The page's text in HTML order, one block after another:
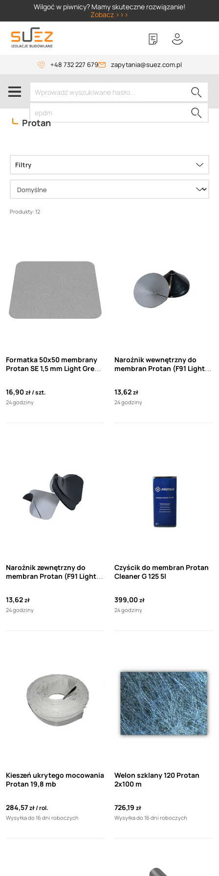
Wilgoć w piwnicy? Mamy skuteczne rozwiązanie!
Zobacz >>>
+48 732 227 679 zapytania@suez.com.pl
Protan
Filtry
Produkty: 12
Formatka 50x50 membrany
Protan SE 1,5 mm Light Grey
16,90zł szt.
24 godziny
Narożnik wewnętrzny do
membran Protan (F91 Light
13,62zł
24 godziny
Narożnik zewnętrzny do
membran Protan (F91 Light
13,62zł
24 godziny
Czyścik do membran Protan
Cleaner G 125 5l
399,00zł
24 godziny
Kieszeń ukrytego mocowania
Protan 19,8 mb
284,57zł rol.
Wysyłka do 16 dni roboczych
Welon szklany 120 Protan
2x100 m
726,19 zł
Wysyłka do 16 dni roboczych